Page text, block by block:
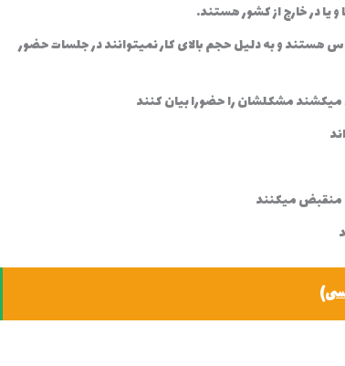
یا در خارج از کشور هستند.
هستند و به دلیل حجم بالای کار نمیتوانند در جلسات حضور
مشکلشان را حضورا بیان کنند
منقبض میکنند